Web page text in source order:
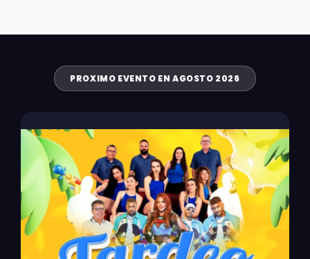
PROXIMO EVENTO EN AGOSTO 2026